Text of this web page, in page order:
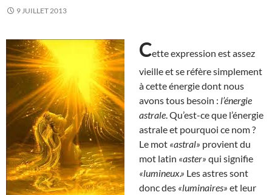
9 JUILLET 2013
Cette expression est assez
vieille et se réfère simplement
à cette énergie dont nous
avons tous besoin : l’énergie
astrale . Qu’est-ce que l’énergie
astrale et pourquoi ce nom ?
Le mot «astral» provient du
mot latin «aster» qui signifie
«lumineux.» Les astres sont
donc des «luminaires» et leur